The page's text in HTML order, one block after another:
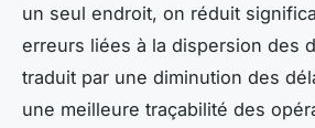
un seul endroit, on réduit
erreurs liées à la dispersion des
traduit par une diminution des
une meilleure traçabilité des